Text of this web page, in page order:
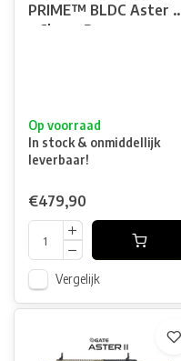
PRIME™ BLDC Aster II
- Chaos Bronze
Op voorraad
In stock & onmiddellijk
leverbaar!
€479,90
Vergelijk